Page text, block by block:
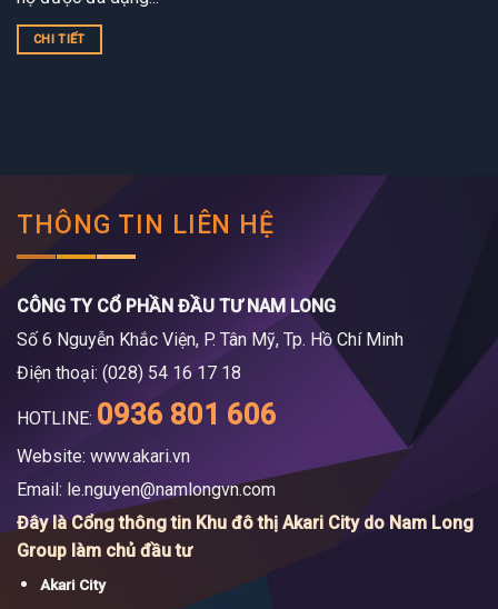
CHI TIẾT
THÔNG TIN LIÊN HỆ
CÔNG TY CỔ PHẦN ĐẦU TƯ NAM LONG
Số 6 Nguyễn Khắc Viện, P. Tân Mỹ, Tp. Hồ Chí Minh
Điện thoại: (028) 54 16 17 18
HOTLINE: 0936 801 606
Website: www.akari.vn
Email: le.nguyen@namlongvn.com
Đây là Cổng thông tin Khu đô thị Akari City do Nam Long
Group làm chủ đầu tư
Akari City